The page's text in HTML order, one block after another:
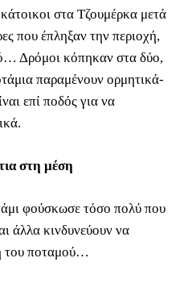
στα Τζουμέρκα μετά
που έπληξαν την περιοχή,
Δρόμοι κόπηκαν στα δύο,
παραμένουν ορμητικά-
επί ποδός για να
στη μέση
φούσκωσε τόσο πολύ που
άλλα κινδυνεύουν να
του ποταμού…